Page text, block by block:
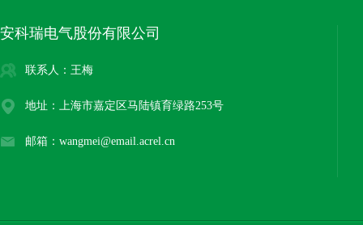
安科瑞电气股份有限公司
联系人：王梅
地址：上海市嘉定区马陆镇育绿路253号
邮箱：wangmei@email.acrel.cn